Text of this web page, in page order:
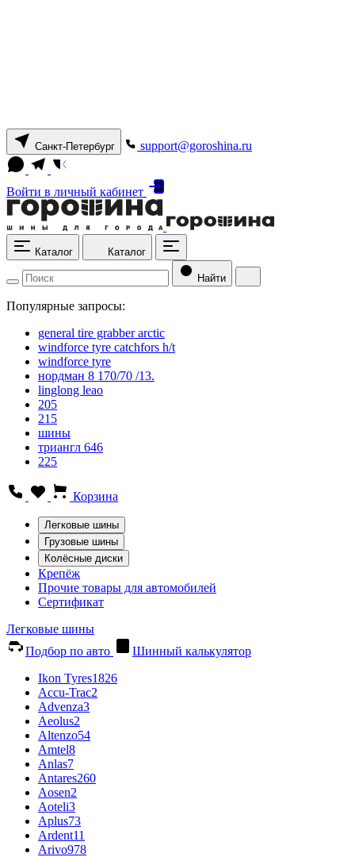
Санкт-Петербург support@goroshina.ru
Войти в личный кабинет
Каталог Каталог
Найти
Популярные запросы:
general tire grabber arctic
windforce tyre catchfors h/t
windforce tyre
нордман 8 170/70 /13.
linglong leao
205
215
шины
триангл 646
225
Корзина
Легковые шины
Грузовые шины
Колёсные диски
Крепёж
Прочие товары для автомобилей
Сертификат
Легковые шины
Подбор по авто
Шинный калькулятор
Ikon Tyres1826
Accu-Trac2
Advenza3
Aeolus2
Altenzo54
Amtel8
Anlas7
Antares260
Aosen2
Aoteli3
Aplus73
Ardent11
Arivo978